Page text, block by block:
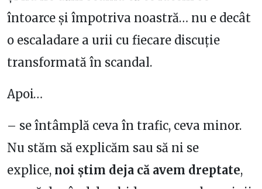
întoarce și împotriva noastră… nu e decât
o escaladare a urii cu fiecare discuție
transformată în scandal.
Apoi…
– se întâmplă ceva în trafic, ceva minor.
Nu stăm să explicăm sau să ni se
explice, noi știm deja că avem dreptate,